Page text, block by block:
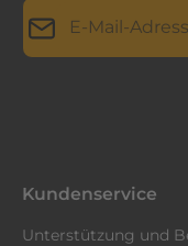
E-Mail-Adresse*
Kundenservice
Unterstützung und